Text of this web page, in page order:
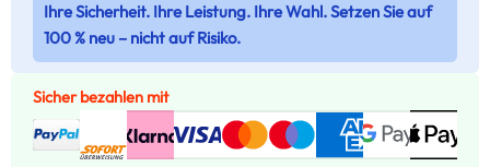
Ihre Sicherheit. Ihre Leistung. Ihre Wahl. Setzen Sie auf
100 % neu – nicht auf Risiko.
Sicher bezahlen mit